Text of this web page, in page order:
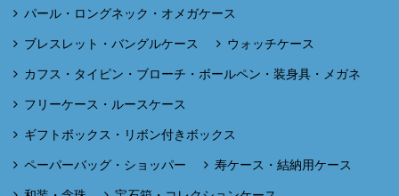
パール・ロングネック・オメガケース
ブレスレット・バングルケース ウォッチケース
カフス・タイピン・ブローチ・ボールペン・装身具・メガネ
フリーケース・ルースケース
ギフトボックス・リボン付きボックス
ペーパーバッグ・ショッパー 寿ケース・結納用ケース